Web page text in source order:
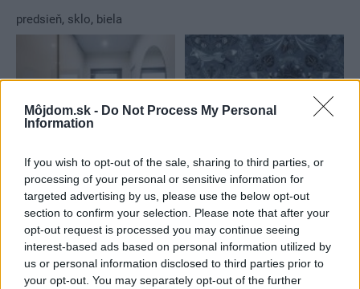
Môjdom.sk - Do Not Process My Personal
Information
If you wish to opt-out of the sale, sharing to third parties, or
processing of your personal or sensitive information for
targeted advertising by us, please use the below opt-out
section to confirm your selection. Please note that after your
opt-out request is processed you may continue seeing
interest-based ads based on personal information utilized by
us or personal information disclosed to third parties prior to
your opt-out. You may separately opt-out of the further
predsieň, sklo, biela